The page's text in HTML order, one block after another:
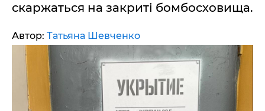
скаржаться на закриті бомбосховища.
Автор: Татьяна Шевченко